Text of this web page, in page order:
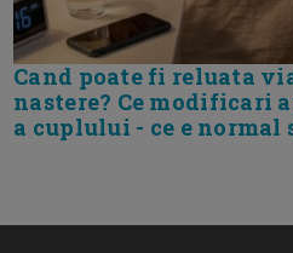
Cand poate fi reluata
nastere? Ce modificari
a cuplului - ce e normal